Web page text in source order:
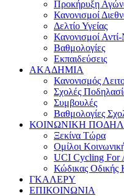
Προκήρυξη
Κανονισμοί
Δελτίο Υγείας
Κανονισμοί
Βαθμολογίες
Εκπαιδεύσεις
ΑΚΑΔΗΜΙΑ
Κανονισμός
Σχολές
Συμβουλές
Βαθμολογίες
ΚΟΙΝΩΝΙΚΗ
Ξεκίνα Τώρα
Ομίλοι
UCI Cycling For
Κώδικας Οδικής
ΓΚΑΛΕΡΥ
ΕΠΙΚΟΙΝΩΝΙΑ